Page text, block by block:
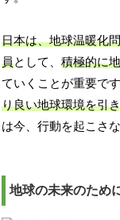
日本は、地球温暖化
員として、積極的に
ていくことが重要で
り良い地球環境を引
は今、行動を起こさ
地球の未来のため